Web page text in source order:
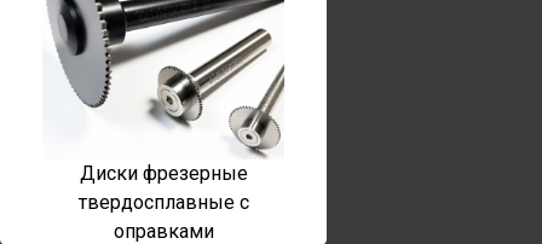
Диски фрезерные
твердосплавные с
оправками